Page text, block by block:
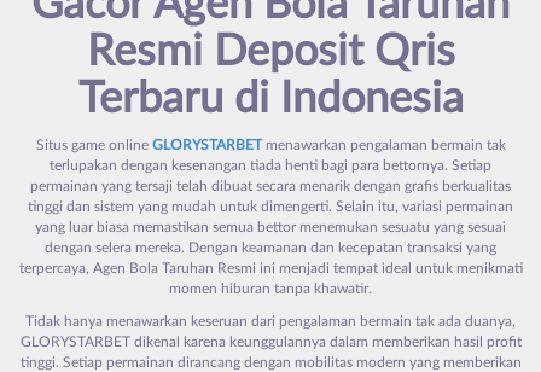
Resmi Deposit Qris
Terbaru di Indonesia
Situs game online GLORYSTARBETmenawarkan pengalaman bermain tak
terlupakan dengan kesenangan tiada henti bagi para bettornya. Setiap
permainan yang tersaji telah dibuat secara menarik dengan grafis berkualitas
tinggi dan sistem yang mudah untuk dimengerti. Selain itu, variasi permainan
yang luar biasa memastikan semua bettor menemukan sesuatu yang sesuai
dengan selera mereka. Dengan keamanan dan kecepatan transaksi yang
terpercaya, Agen Bola Taruhan Resmi ini menjadi tempat ideal untuk menikmati
momen hiburan tanpa khawatir.
Tidak hanya menawarkan keseruan dari pengalaman bermain tak ada duanya,
GLORYSTARBET dikenal karena keunggulannya dalam memberikan hasil profit
tinggi. Setiap permainan dirancang dengan mobilitas modern yang memberikan